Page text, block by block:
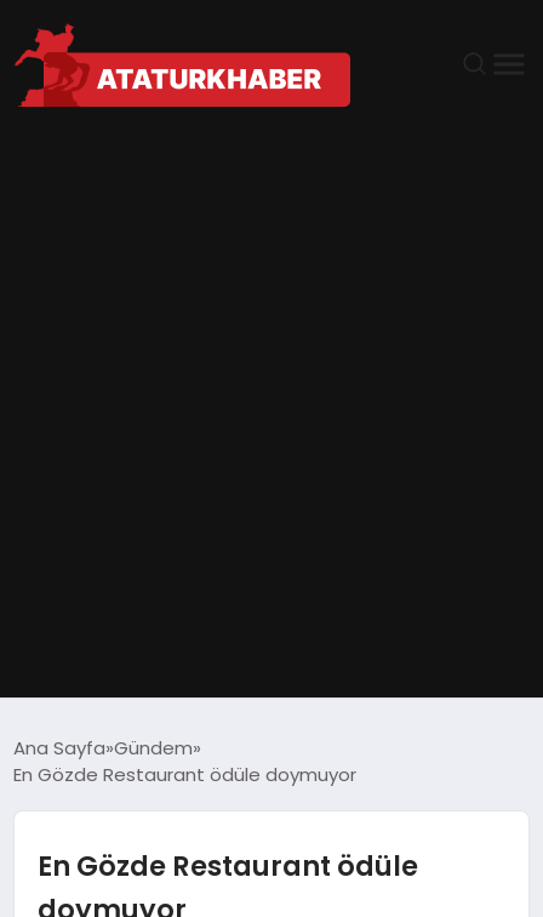
EĞITIM
Ana Sayfa Gündem
En Gözde Restaurant ödüle doymuyor
En Gözde Restaurant ödüle
doymuyor